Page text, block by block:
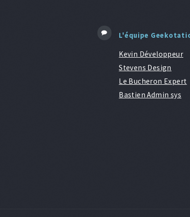
L'équipe
Kevin Développeur
Stevens Design
Le Bucheron Expert
Bastien Admin sys